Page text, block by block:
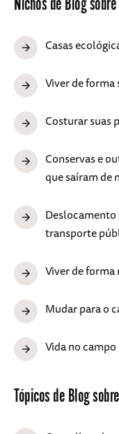
Nichos de Blog
Casas
Viver de
Costurar suas
Conservas e
que saíram de
transporte
Viver de
Mudar para o
Vida no
Tópicos de Blog